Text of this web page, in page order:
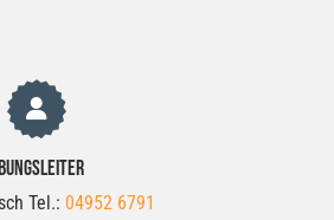
Tel.: 04952 6791